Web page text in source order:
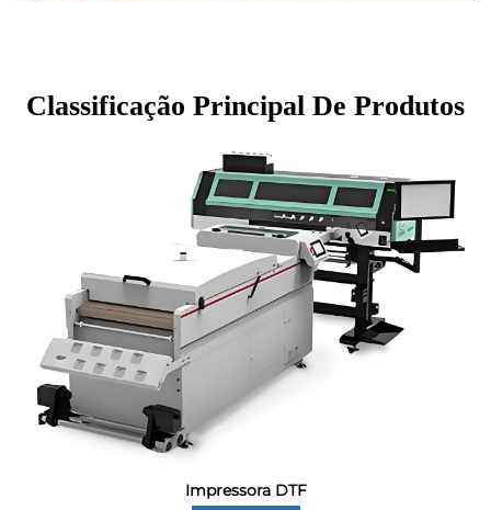
Classificação Principal De Produtos
Impressora DTF